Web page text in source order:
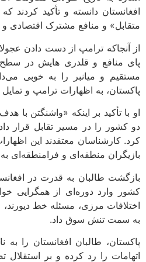
افغانستان دانسته و تأکید کردند
متقابل» و منافع مشترک اقتصادی
از آنجاکه ترامپ از دست دادن
پای منافع و قلدری هایش در سطح
مستقیم و میانبر را به خوبی
پاکستان، به اظهارات ترامپ و
او با تأکید بر اینکه «واشنگتن با
دو کشور را در مسیر تقابل قرار
کرد. کارشناسان معتقدند این
بازیگران منطقه‌ای و فرامنطقه‌ای
بازگشت طالبان به قدرت در
کشور وارد دوره‌ای از همگرایی
اختلافات مرزی، مسئله خط
به سمت تنش سوق داد.
پاکستان، طالبان افغانستان را
اتهامات را رد کرده و بر